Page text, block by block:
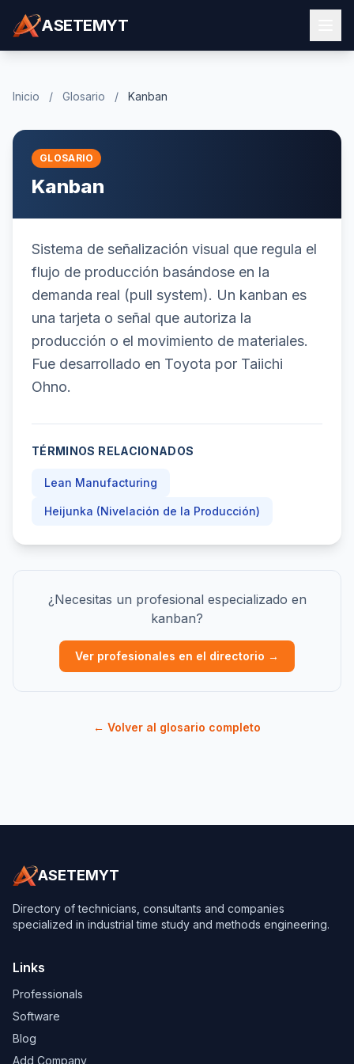
ASETEMYT
Inicio / Glosario / Kanban
GLOSARIO
Kanban
Sistema de señalización visual que regula el
flujo de producción basándose en la
demanda real (pull system). Un kanban es
una tarjeta o señal que autoriza la
producción o el movimiento de materiales.
Fue desarrollado en Toyota por Taiichi
Ohno.
TÉRMINOS RELACIONADOS
Lean Manufacturing
Heijunka (Nivelación de la Producción)
¿Necesitas un profesional especializado en
kanban?
Ver profesionales en el directorio →
← Volver al glosario completo
ASETEMYT
Directory of technicians, consultants and companies
specialized in industrial time study and methods engineering.
Links
Professionals
Software
Blog
Add Company